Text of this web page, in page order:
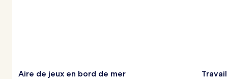
Aire de jeux en bord de mer